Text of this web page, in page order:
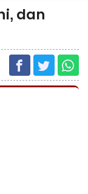
dan